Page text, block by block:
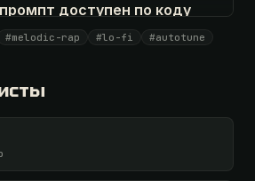
доступен по коду
#melodic-rap #lo-fi #autotune